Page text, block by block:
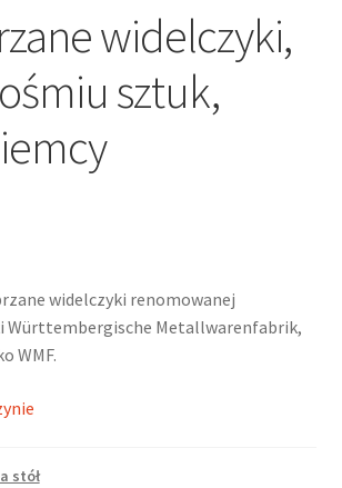
widelczyki,
sztuk,
widelczyki renomowanej
Württembergische Metallwarenfabrik,
WMF.
stół